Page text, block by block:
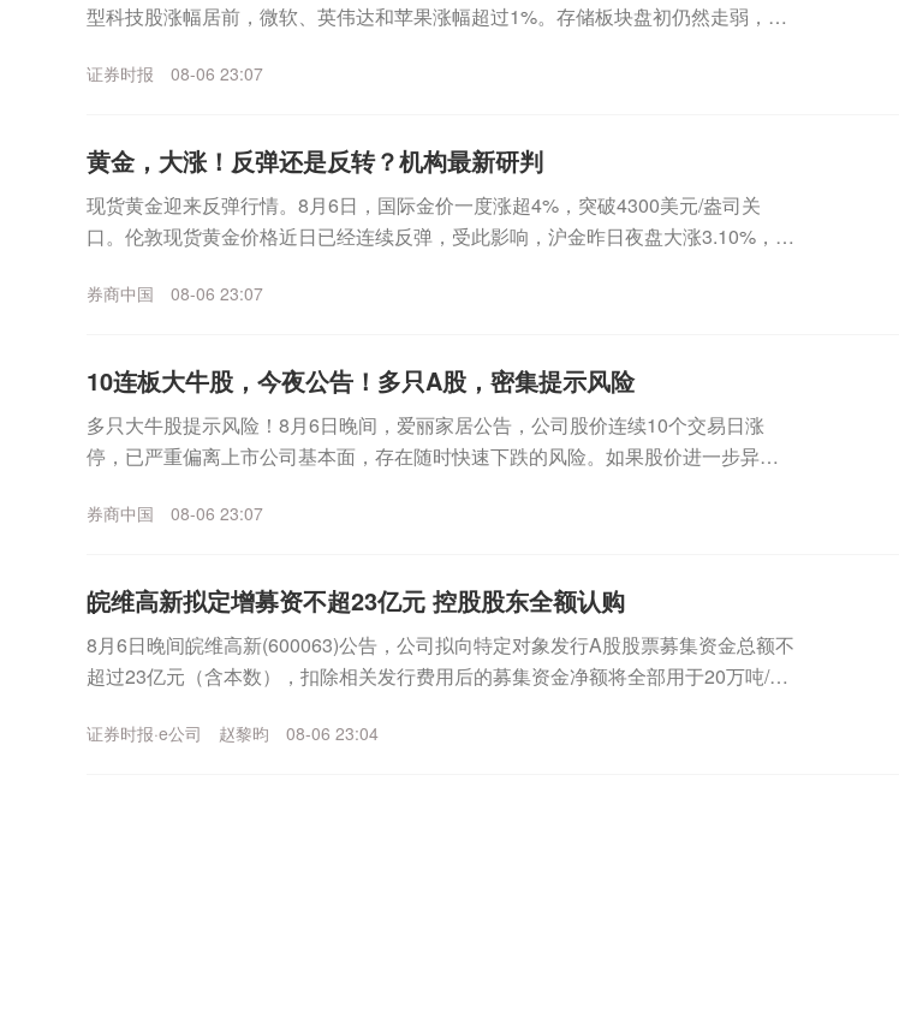
型科技股涨幅居前，微软、英伟达和苹果涨幅超过1%。存储板块盘初仍然走弱，SK
证券时报 08-06 23:07
黄金，大涨！反弹还是反转？机构最新研判
现货黄金迎来反弹行情。8月6日，国际金价一度涨超4%，突破4300美元/盎司关
口。伦敦现货黄金价格近日已经连续反弹，受此影响，沪金昨日夜盘大涨3.10%，今
券商中国 08-06 23:07
10连板大牛股，今夜公告！多只A股，密集提示风险
多只大牛股提示风险！8月6日晚间，爱丽家居公告，公司股价连续10个交易日涨
停，已严重偏离上市公司基本面，存在随时快速下跌的风险。如果股价进一步异常
券商中国 08-06 23:07
皖维高新拟定增募资不超23亿元 控股股东全额认购
8月6日晚间皖维高新(600063)公告，公司拟向特定对象发行A股股票募集资金总额不
超过23亿元（含本数），扣除相关发行费用后的募集资金净额将全部用于20万吨/年
证券时报·e公司 赵黎昀 08-06 23:04